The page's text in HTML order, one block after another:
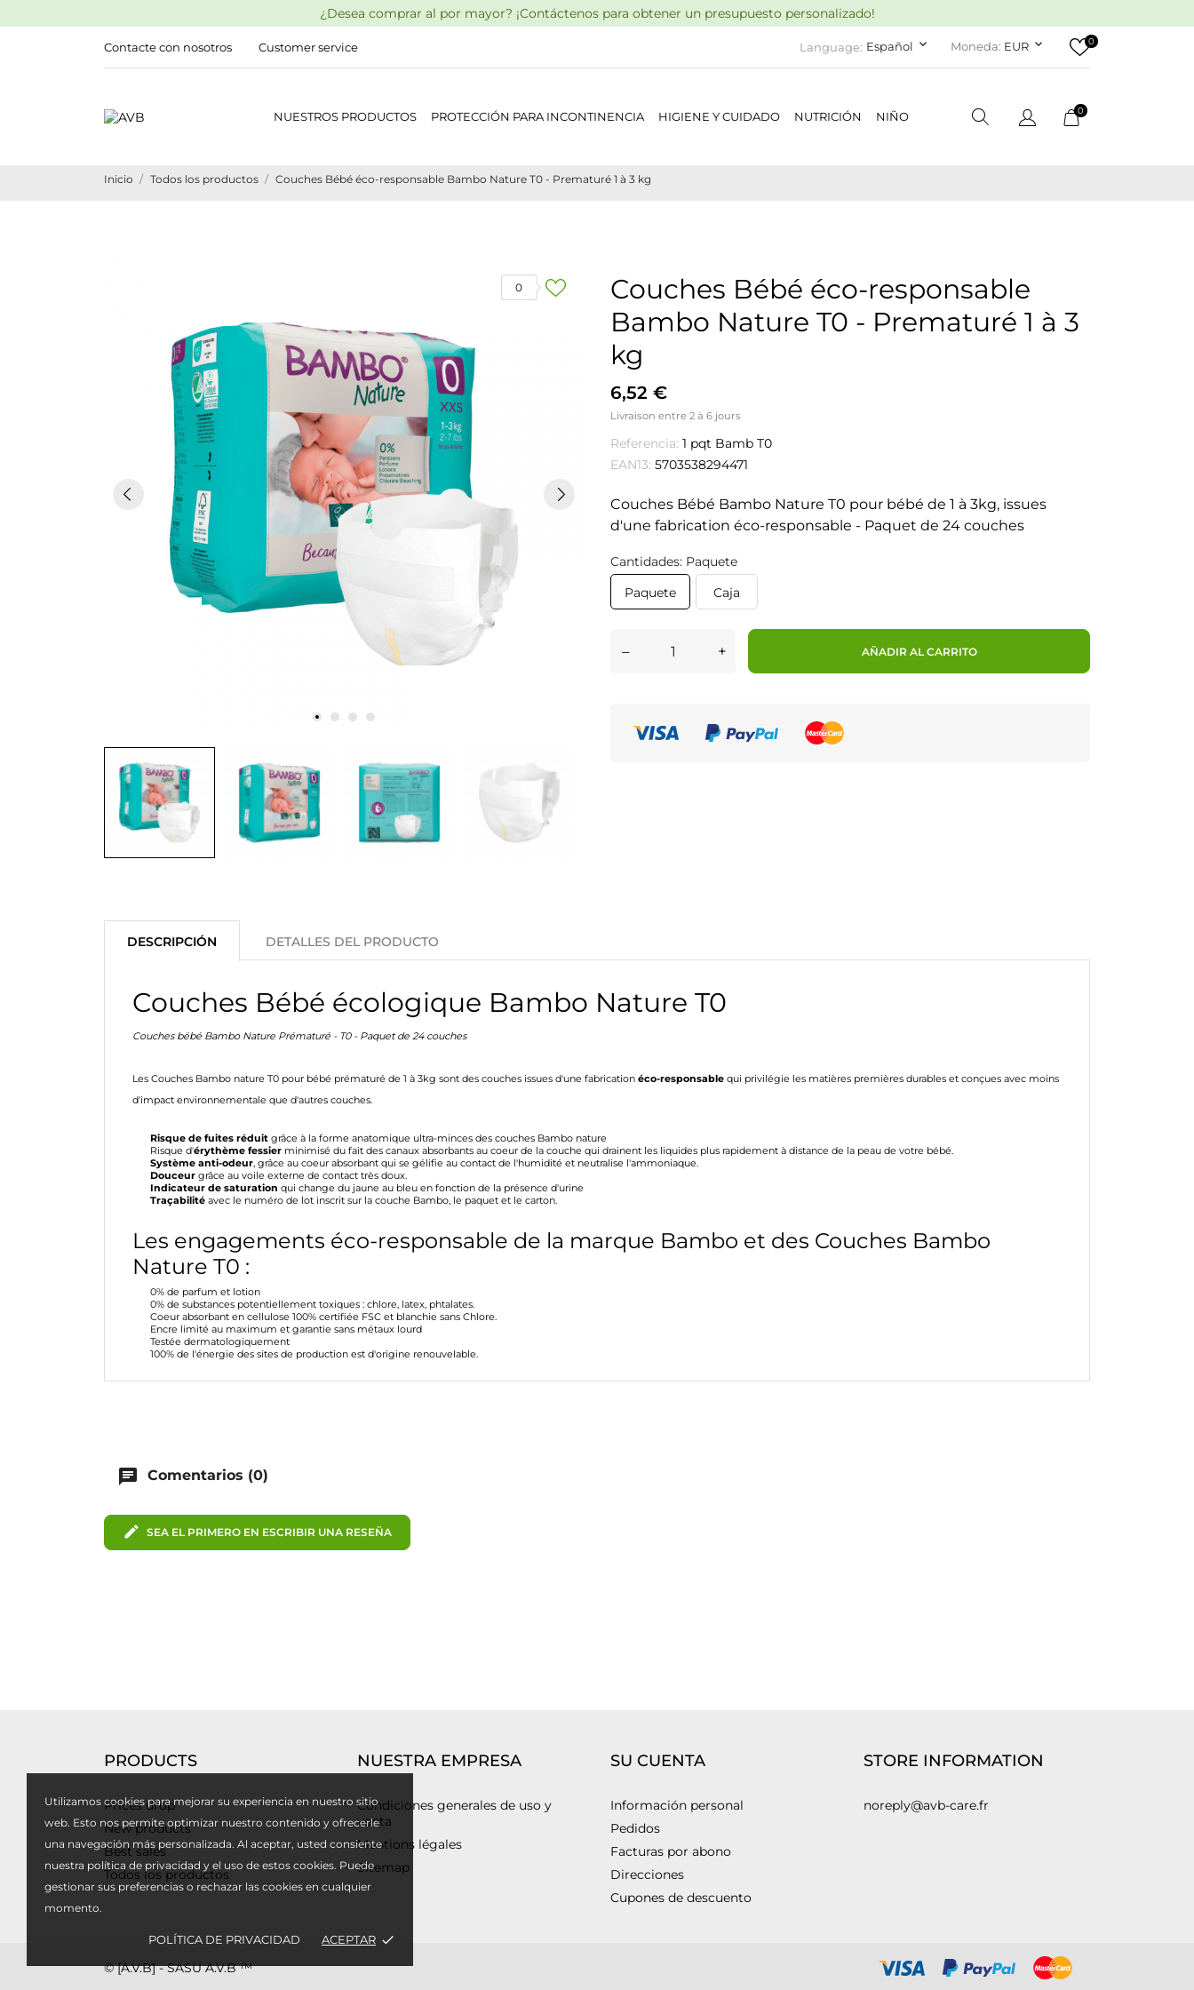
Utilizamos cookies para mejorar su experiencia en nuestro sitio
web. Esto nos permite optimizar nuestro contenido y ofrecerle
una navegación más personalizada. Al aceptar, usted consiente
nuestra política de privacidad y el uso de estos cookies. Puede
gestionar sus preferencias o rechazar las cookies en cualquier
momento.
POLÍTICA DE PRIVACIDAD ACEPTAR done
¿Desea comprar al por mayor? ¡Contáctenos para obtener un presupuesto personalizado!
Contacte con nosotros Customer service Language: Español keyboard_arrow_down Moneda: EUR keyboard_arrow_down 0
NUESTROS PRODUCTOS PROTECCIÓN PARA INCONTINENCIA HIGIENE Y CUIDADO NUTRICIÓN NIÑO 0
Inicio Todos los productos Couches Bébé éco-responsable Bambo Nature T0 - Prematuré 1 à 3 kg
0
Couches Bébé éco-responsable
Bambo Nature T0 - Prematuré 1 à 3
kg
6,52 €
Livraison entre 2 à 6 jours
Referencia: 1 pqt Bamb T0
EAN13: 5703538294471
Couches Bébé Bambo Nature T0 pour bébé de 1 à 3kg, issues
d'une fabrication éco-responsable - Paquet de 24 couches
Cantidades: Paquete
Paquete
Caja
– + AÑADIR AL CARRITO
DESCRIPCIÓN DETALLES DEL PRODUCTO
Couches Bébé écologique Bambo Nature T0
Couches bébé Bambo Nature Prématuré - T0 - Paquet de 24 couches
Les Couches Bambo nature T0 pour bébé prématuré de 1 à 3kg sont des couches issues d'une fabrication éco-responsable qui privilégie les matières premières durables et conçues avec moins
d'impact environnementale que d'autres couches.
Risque de fuites réduit grâce à la forme anatomique ultra-minces des couches Bambo nature
Risque d'érythème fessier minimisé du fait des canaux absorbants au coeur de la couche qui drainent les liquides plus rapidement à distance de la peau de votre bébé.
Système anti-odeur, grâce au coeur absorbant qui se gélifie au contact de l'humidité et neutralise l'ammoniaque.
Douceur grâce au voile externe de contact très doux.
Indicateur de saturation qui change du jaune au bleu en fonction de la présence d'urine
Traçabilité avec le numéro de lot inscrit sur la couche Bambo, le paquet et le carton.
Les engagements éco-responsable de la marque Bambo et des Couches Bambo
Nature T0 :
0% de parfum et lotion
0% de substances potentiellement toxiques : chlore, latex, phtalates.
Coeur absorbant en cellulose 100% certifiée FSC et blanchie sans Chlore.
Encre limité au maximum et garantie sans métaux lourd
Testée dermatologiquement
100% de l'énergie des sites de production est d'origine renouvelable.
chat Comentarios (0)
edit SEA EL PRIMERO EN ESCRIBIR UNA RESEÑA
PRODUCTS
Prices drop
New products
Best sales
Todos los productos
NUESTRA EMPRESA
Condiciones generales de uso y
venta
Mentions légales
Sitemap
SU CUENTA
Información personal
Pedidos
Facturas por abono
Direcciones
Cupones de descuento
STORE INFORMATION
noreply@avb-care.fr
© [A.V.B] - SASU A.V.B ™